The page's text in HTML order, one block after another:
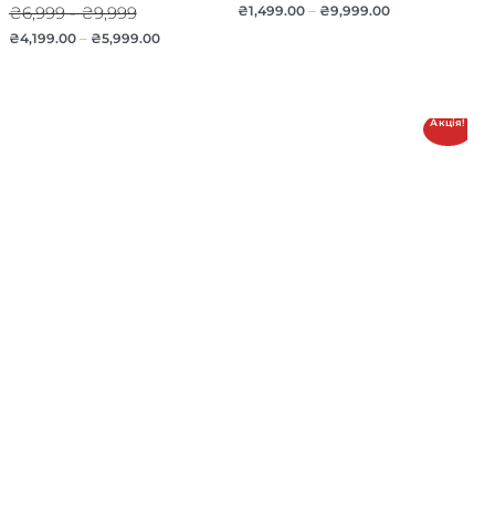
₴6,999 - ₴9,999
₴4,199.00– ₴5,999.00
₴1,499.00 – ₴9,999.00
Акція!